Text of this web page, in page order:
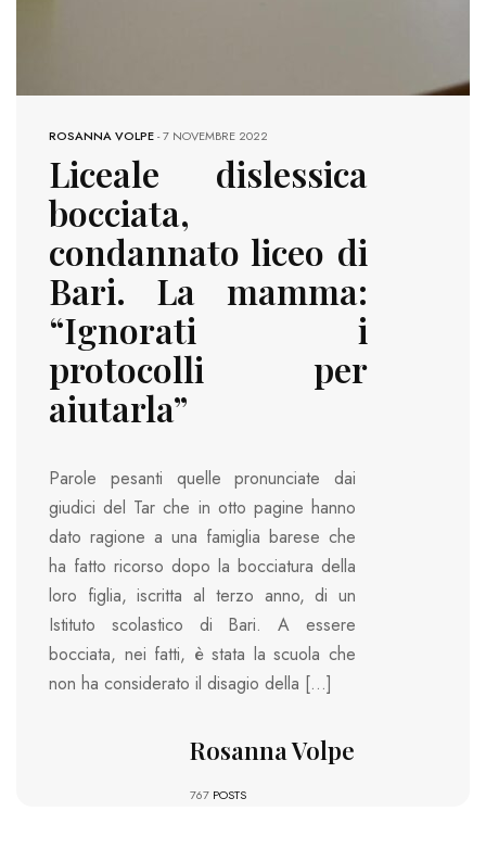
ROSANNA VOLPE-7 NOVEMBRE 2022
Liceale dislessica
bocciata,
condannato liceo di
Bari. La mamma:
“Ignorati i
protocolli per
aiutarla”
Parole pesanti quelle pronunciate dai
giudici del Tar che in otto pagine hanno
dato ragione a una famiglia barese che
ha fatto ricorso dopo la bocciatura della
loro figlia, iscritta al terzo anno, di un
Istituto scolastico di Bari. A essere
bocciata, nei fatti, è stata la scuola che
non ha considerato il disagio della […]
Rosanna Volpe
767 POSTS